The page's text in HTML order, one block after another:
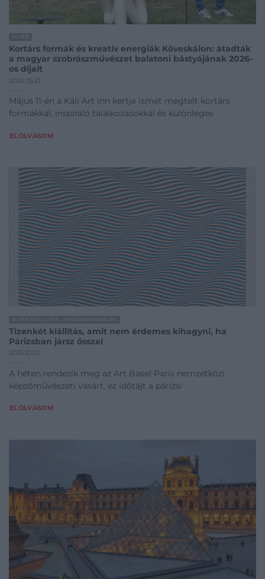
Kortárs formák és kreatív energiák Köveskálon: átadták
a magyar szobrászművészet balatoni bástyájának 2026-
os díjait
2026.05.21.
Május 11-én a Káli Art Inn kertje ismét megtelt kortárs
formákkal, inspiráló találkozásokkal és különleges
ELOLVASOM
Tizenkét kiállítás, amit nem érdemes kihagyni, ha
Párizsban jársz ősszel
2025.10.20.
A héten rendezik meg az Art Basel Paris nemzetközi
képzőművészeti vásárt, ez időtájt a párizsi
ELOLVASOM